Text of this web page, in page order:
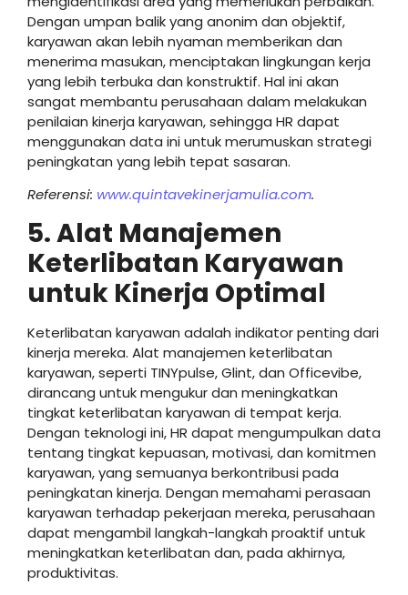
Dengan umpan balik yang anonim dan objektif,
karyawan akan lebih nyaman memberikan dan
menerima masukan, menciptakan lingkungan kerja
yang lebih terbuka dan konstruktif. Hal ini akan
sangat membantu perusahaan dalam melakukan
penilaian kinerja karyawan, sehingga HR dapat
menggunakan data ini untuk merumuskan strategi
peningkatan yang lebih tepat sasaran.
Referensi: www.quintavekinerjamulia.com.
5. Alat Manajemen
Keterlibatan Karyawan
untuk Kinerja Optimal
Keterlibatan karyawan adalah indikator penting dari
kinerja mereka. Alat manajemen keterlibatan
karyawan, seperti TINYpulse, Glint, dan Officevibe,
dirancang untuk mengukur dan meningkatkan
tingkat keterlibatan karyawan di tempat kerja.
Dengan teknologi ini, HR dapat mengumpulkan data
tentang tingkat kepuasan, motivasi, dan komitmen
karyawan, yang semuanya berkontribusi pada
peningkatan kinerja. Dengan memahami perasaan
karyawan terhadap pekerjaan mereka, perusahaan
dapat mengambil langkah-langkah proaktif untuk
meningkatkan keterlibatan dan, pada akhirnya,
produktivitas.